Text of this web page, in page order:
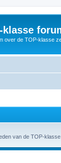
klasse
over de TOP-klasse
van de TOP-klasse